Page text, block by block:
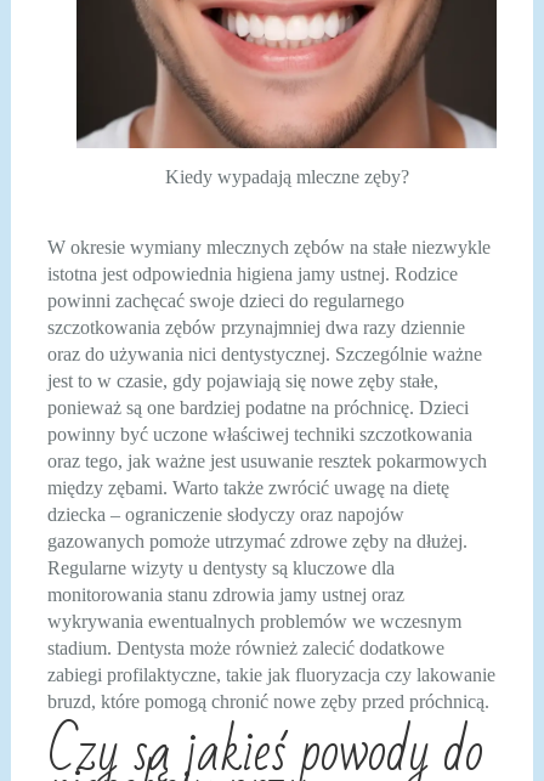
Kiedy wypadają mleczne zęby?
W okresie wymiany mlecznych zębów na stałe niezwykle
istotna jest odpowiednia higiena jamy ustnej. Rodzice
powinni zachęcać swoje dzieci do regularnego
szczotkowania zębów przynajmniej dwa razy dziennie
oraz do używania nici dentystycznej. Szczególnie ważne
jest to w czasie, gdy pojawiają się nowe zęby stałe,
ponieważ są one bardziej podatne na próchnicę. Dzieci
powinny być uczone właściwej techniki szczotkowania
oraz tego, jak ważne jest usuwanie resztek pokarmowych
między zębami. Warto także zwrócić uwagę na dietę
dziecka – ograniczenie słodyczy oraz napojów
gazowanych pomoże utrzymać zdrowe zęby na dłużej.
Regularne wizyty u dentysty są kluczowe dla
monitorowania stanu zdrowia jamy ustnej oraz
wykrywania ewentualnych problemów we wczesnym
stadium. Dentysta może również zalecić dodatkowe
zabiegi profilaktyczne, takie jak fluoryzacja czy lakowanie
bruzd, które pomogą chronić nowe zęby przed próchnicą.
Czy są jakieś powody do